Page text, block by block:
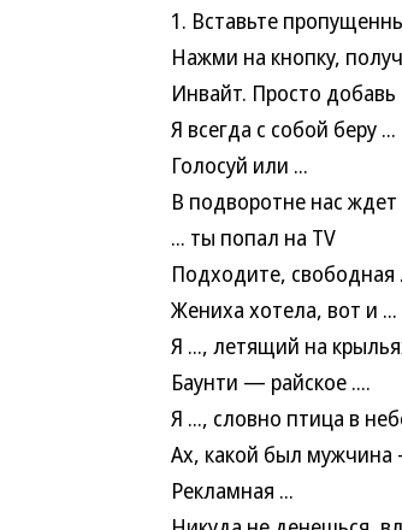
1. Вставьте
Нажми на кнопку,
Инвайт. Просто добавь
Я всегда с собой беру ...
Голосуй или ...
В подворотне нас ждет
... ты попал на TV
Подходите, свободная
Жениха хотела, вот и ...
Я ..., летящий на
Баунти — райское ....
Я ..., словно птица в
Ах, какой был
Рекламная ...